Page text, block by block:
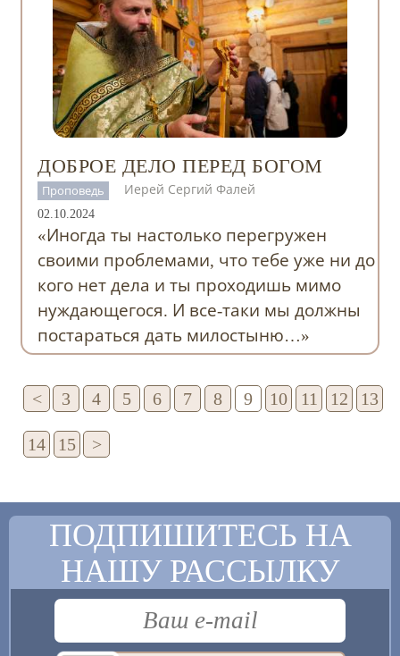
ДОБРОЕ ДЕЛО ПЕРЕД БОГОМ
Проповедь
Иерей Сергий Фалей
02.10.2024
«Иногда ты настолько перегружен
своими проблемами, что тебе уже ни до
кого нет дела и ты проходишь мимо
нуждающегося. И все-таки мы должны
постараться дать милостыню…»
< 3 4 5 6 7 8 9 10 11 12 13
14 15 >
ПОДПИШИТЕСЬ НА
НАШУ РАССЫЛКУ